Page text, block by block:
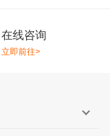
在线咨询
立即前往>